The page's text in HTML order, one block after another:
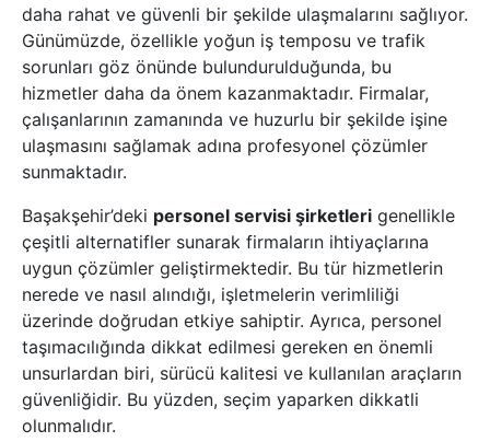
daha rahat ve güvenli bir şekilde ulaşmalarını sağlıyor.
Günümüzde, özellikle yoğun iş temposu ve trafik
sorunları göz önünde bulundurulduğunda, bu
hizmetler daha da önem kazanmaktadır. Firmalar,
çalışanlarının zamanında ve huzurlu bir şekilde işine
ulaşmasını sağlamak adına profesyonel çözümler
sunmaktadır.
Başakşehir’deki personel servisi şirketleri genellikle
çeşitli alternatifler sunarak firmaların ihtiyaçlarına
uygun çözümler geliştirmektedir. Bu tür hizmetlerin
nerede ve nasıl alındığı, işletmelerin verimliliği
üzerinde doğrudan etkiye sahiptir. Ayrıca, personel
taşımacılığında dikkat edilmesi gereken en önemli
unsurlardan biri, sürücü kalitesi ve kullanılan araçların
güvenliğidir. Bu yüzden, seçim yaparken dikkatli
olunmalıdır.